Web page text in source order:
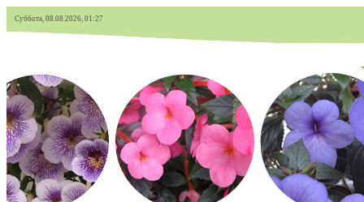
Суббота, 08.08.2026, 01:27